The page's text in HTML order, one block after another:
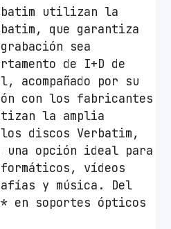
utilizan la
que garantiza
sea
de I+D de
acompañado por su
con los fabricantes
la amplia
discos Verbatim,
opción ideal para
vídeos
y música. Del
en soportes ópticos